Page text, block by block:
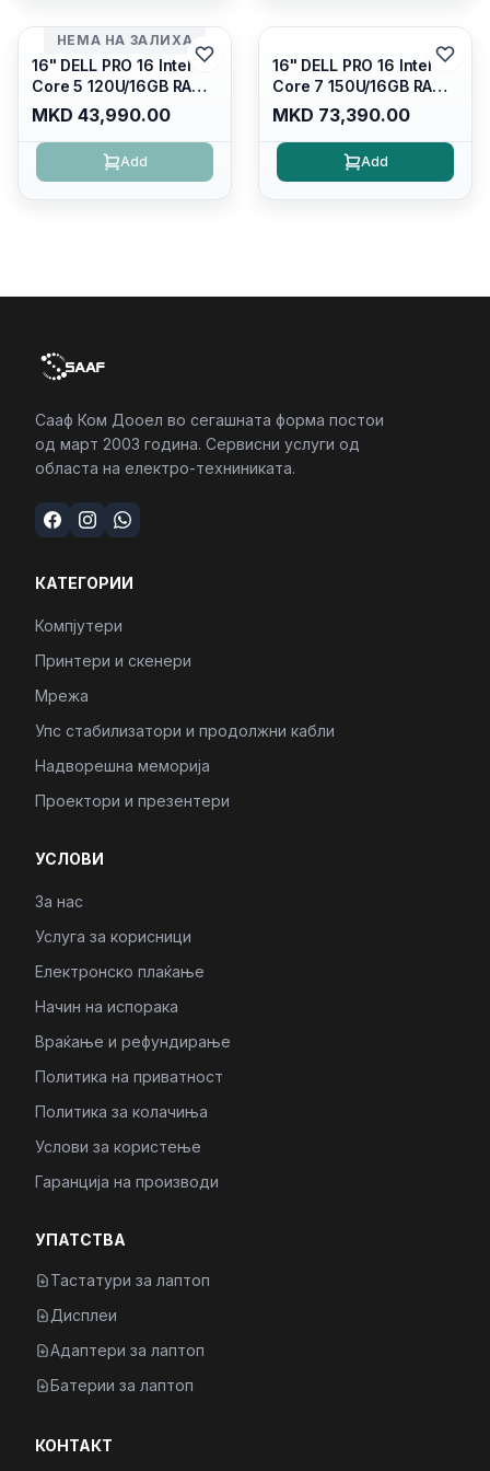
4/RJ45/PB14250
НЕМА НА ЗАЛИХА
16" DELL PRO 16 Intel
Core 5 120U/16GB RAM
DDR5 5600mhz/ 512 GB
SSD M.2 Nvme/fullhd+
(16:10) Ips/bt/backlit
Kb/thunderbolt
MKD 43,990.00
Add
16" DELL PRO 16 Intel
Core 7 150U/16GB RAM
DDR5 5600mhz/ 512 GB
SSD M.2 Nvme
(2230)/FULLHD+ (16:10)
Ips/bt/backlit
MKD 73,390.00
Add
Сааф Ком Дооел во сегашната форма постои
од март 2003 година. Сервисни услуги од
областа на електро-техниниката.
КАТЕГОРИИ
Компјутери
Принтери и скенери
Мрежа
Упс стабилизатори и продолжни кабли
Надворешна меморија
Проектори и презентери
УСЛОВИ
За нас
Услуга за корисници
Електронско плаќање
Начин на испорака
Враќање и рефундирање
Политика на приватност
Политика за колачиња
Услови за користење
Гаранција на производи
УПАТСТВА
Тастатури за лаптоп
Дисплеи
Адаптери за лаптоп
Батерии за лаптоп
КОНТАКТ